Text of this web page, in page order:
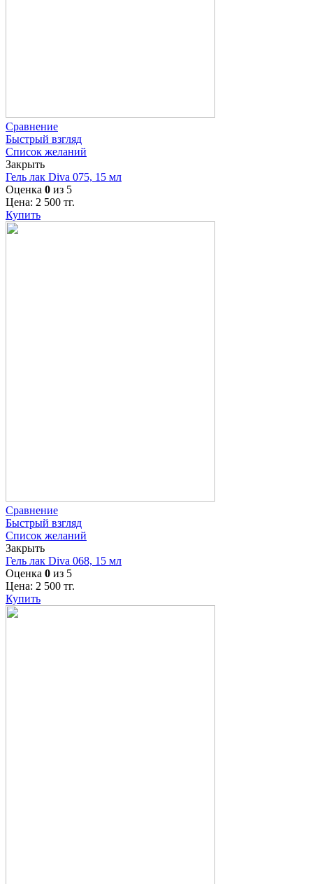
Сравнение
Быстрый взгляд
Список желаний
Закрыть
Гель лак Diva 075, 15 мл
Оценка 0 из 5
Цена: 2 500 тг.
Купить
Сравнение
Быстрый взгляд
Список желаний
Закрыть
Гель лак Diva 068, 15 мл
Оценка 0 из 5
Цена: 2 500 тг.
Купить